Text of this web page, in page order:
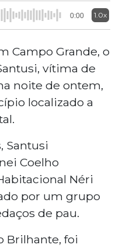
0:00 1.0x
Campo Grande, o
vítima de
noite de ontem,
localizado a
Santusi
Coelho
Néri
por um grupo
de pau.
Brilhante, foi